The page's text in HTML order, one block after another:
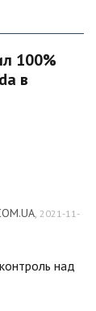
100%
в
, 2021-11-